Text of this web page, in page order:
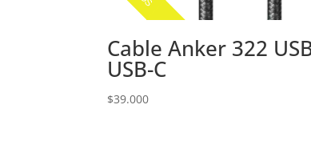
Cable Anker 322
USB-C
$39.000